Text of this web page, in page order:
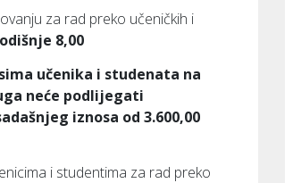
za rad preko učeničkih i
8,00
učenika i studenata na
neće podlijegati
iznosa od 3.600,00
i studentima za rad preko